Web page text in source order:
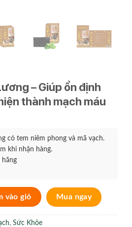
– Giúp ổn định
thành mạch máu
có tem niêm phong và mã vạch.
khi nhận hàng.
hãng
ổn định huyết áp, cải thiện thành mạch
vào giỏ Mua ngay
, Sức Khỏe